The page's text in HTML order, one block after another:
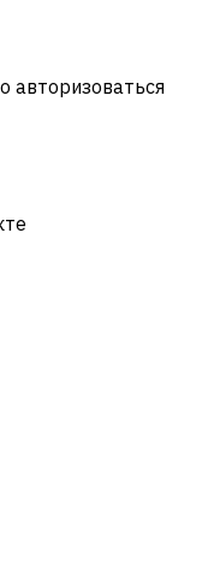
авторизоваться